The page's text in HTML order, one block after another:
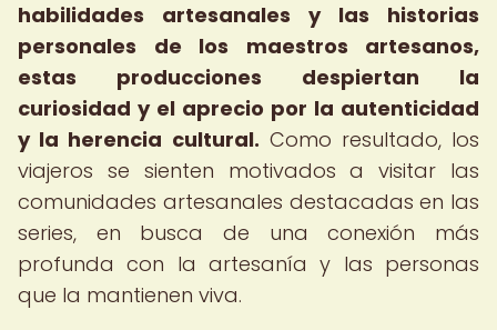
habilidades artesanales y las historias
personales de los maestros artesanos,
estas producciones despiertan la
curiosidad y el aprecio por la autenticidad
y la herencia cultural. Como resultado, los
viajeros se sienten motivados a visitar las
comunidades artesanales destacadas en las
series, en busca de una conexión más
profunda con la artesanía y las personas
que la mantienen viva.